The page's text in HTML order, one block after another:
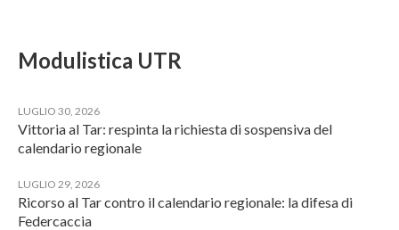
Modulistica UTR
LUGLIO 30, 2026
Vittoria al Tar: respinta la richiesta di sospensiva del
calendario regionale
LUGLIO 29, 2026
Ricorso al Tar contro il calendario regionale: la difesa di
Federcaccia